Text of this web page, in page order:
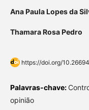
Ana Paula Lopes da
Thamara Rosa Pedro
https://doi.org/
Palavras-chave:
opinião